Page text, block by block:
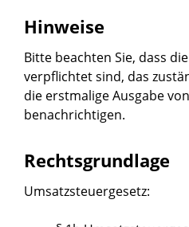
Hinweise
Bitte beachten Sie, dass
verpflichtet sind, das
die erstmalige Ausgabe
benachrichtigen.
Rechtsgrundlage
Umsatzsteuergesetz: